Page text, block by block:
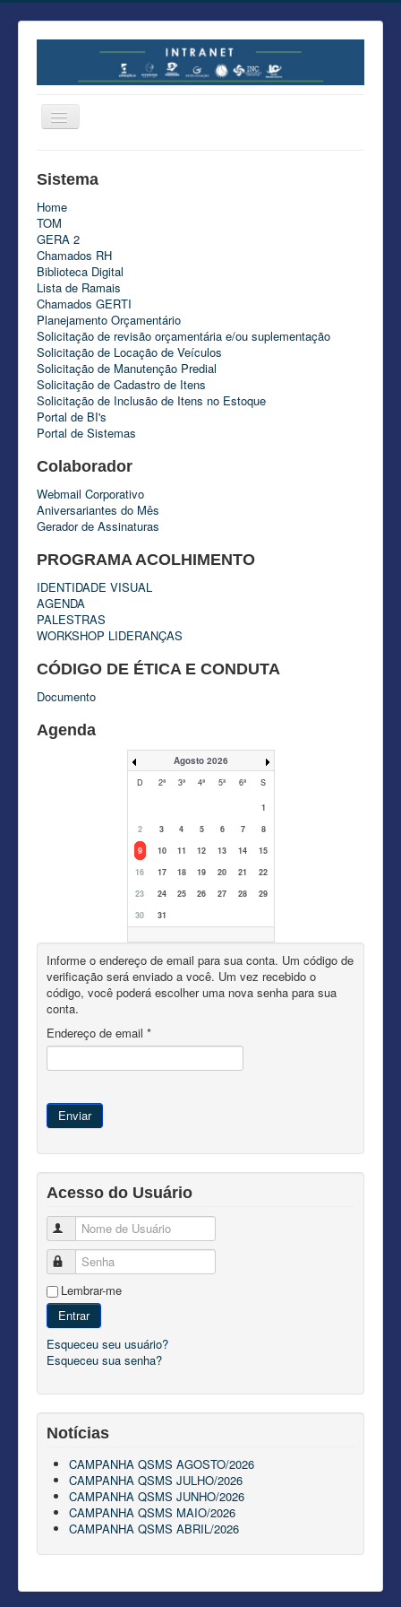
Sankhya
Tutoriais Nexti
Sistema
Home
TOM
GERA 2
Chamados RH
Biblioteca Digital
Lista de Ramais
Chamados GERTI
Planejamento Orçamentário
Solicitação de revisão orçamentária e/ou suplementação
Solicitação de Locação de Veículos
Solicitação de Manutenção Predial
Solicitação de Cadastro de Itens
Solicitação de Inclusão de Itens no Estoque
Portal de BI's
Portal de Sistemas
Colaborador
Webmail Corporativo
Aniversariantes do Mês
Gerador de Assinaturas
PROGRAMA ACOLHIMENTO
IDENTIDADE VISUAL
AGENDA
PALESTRAS
WORKSHOP LIDERANÇAS
CÓDIGO DE ÉTICA E CONDUTA
Documento
Agenda
Agosto 2026
D 2ª 3ª 4ª 5ª 6ª S
1
2
3 4 5 6 7
8
9
10 11 12 13 14
15
16
17 18 19 20 21
22
23
24 25 26 27 28
29
30
31
Informe o endereço de email para sua conta. Um código de
verificação será enviado a você. Um vez recebido o
código, você poderá escolher uma nova senha para sua
conta.
Endereço de email *
Enviar
Acesso do Usuário
Nome de Usuário
Senha
Lembrar-me
Entrar
Esqueceu seu usuário?
Esqueceu sua senha?
Notícias
CAMPANHA QSMS AGOSTO/2026
CAMPANHA QSMS JULHO/2026
CAMPANHA QSMS JUNHO/2026
CAMPANHA QSMS MAIO/2026
CAMPANHA QSMS ABRIL/2026